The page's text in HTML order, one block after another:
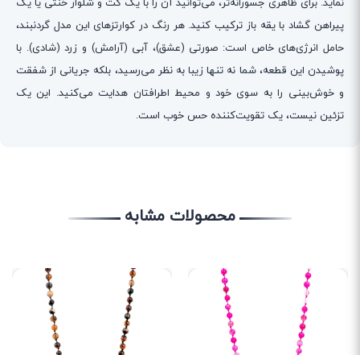
پیراهن گشاد با یقه باز ترکیب کنید. هر رنگ در کوارتزهای این مدل گردنبند،
حامل انرژی‌های خاص است: صورتی (عشق)، آبی (آرامش) و زرد (شادی). با
پوشیدن این قطعه، شما نه تنها زیبا به نظر می‌رسید، بلکه جریانی از شفقت
و خوش‌بینی را به سوی خود و محیط اطرافتان هدایت می‌کنید. این یک
تزئین نیست، یک تقویت‌کننده حس خوب است.
محصولات مشابه